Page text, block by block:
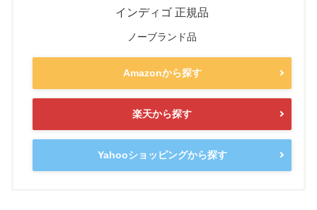
インディゴ 正規品
ノーブランド品
Amazonから探す
楽天から探す
Yahooショッピングから探す